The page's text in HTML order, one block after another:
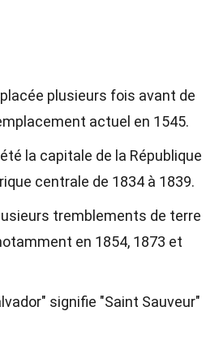
plusieurs fois avant de
actuel en 1545.
la capitale de la République
centrale de 1834 à 1839.
tremblements de terre
en 1854, 1873 et
signifie "Saint Sauveur"